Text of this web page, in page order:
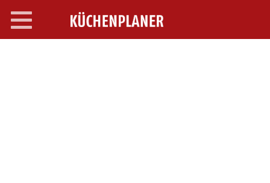
Toggle
navigation